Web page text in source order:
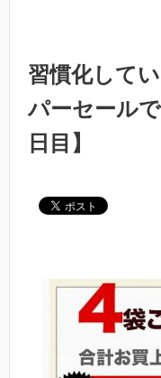
習慣化して
パーセール
日目】